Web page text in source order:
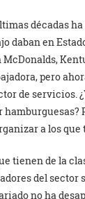
décadas
daban en
McDonalds,
pero
de servicios.
a los
tienen de la
del
no ha